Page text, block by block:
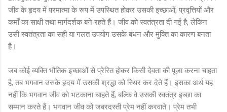
जीव के हृदय में परमात्मा के रूप में उपस्थित होकर उसकी इच्छाओं, प्रवृत्तियों और
कर्मों का साक्षी तथा मार्गदर्शक बने रहते हैं। जीव को स्वतंत्रता दी गई है, लेकिन
उसी स्वतंत्रता का सही या गलत उपयोग उसके बंधन और मुक्ति का कारण बनता
है।
जब कोई व्यक्ति भौतिक इच्छाओं से प्रेरित होकर किसी देवता की पूजा करना चाहता
है, तब भगवान उसके हृदय में उसकी श्रद्धा को स्थिर कर देते हैं। इसका अर्थ यह
नहीं कि भगवान जीव को भटकाना चाहते हैं, बल्कि वे उसकी स्वतंत्र इच्छा का
सम्मान करते हैं। भगवान जीव को जबरदस्ती प्रेम नहीं करवाते। प्रेम तभी